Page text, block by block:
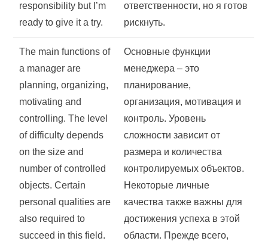
responsibility but I’m
ready to give it a try.
ответственности, но я готов
рискнуть.
The main functions of
a manager are
planning, organizing,
motivating and
controlling. The level
of difficulty depends
on the size and
number of controlled
objects. Certain
personal qualities are
also required to
succeed in this field.
Основные функции
менеджера – это
планирование,
организация, мотивация и
контроль. Уровень
сложности зависит от
размера и количества
контролируемых объектов.
Некоторые личные
качества также важны для
достижения успеха в этой
области. Прежде всего,